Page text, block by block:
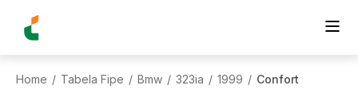
Home / Tabela Fipe / Bmw / 323ia / 1999 / Confort